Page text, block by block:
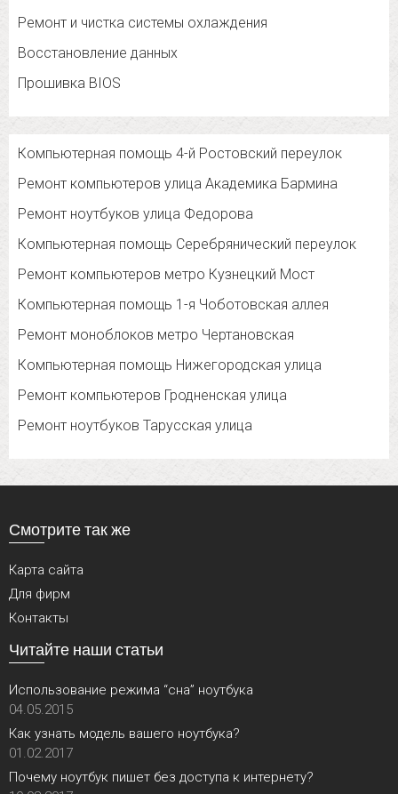
Ремонт и чистка системы охлаждения
Восстановление данных
Прошивка BIOS
Компьютерная помощь 4-й Ростовский переулок
Ремонт компьютеров улица Академика Бармина
Ремонт ноутбуков улица Федорова
Компьютерная помощь Серебрянический переулок
Ремонт компьютеров метро Кузнецкий Мост
Компьютерная помощь 1-я Чоботовская аллея
Ремонт моноблоков метро Чертановская
Компьютерная помощь Нижегородская улица
Ремонт компьютеров Гродненская улица
Ремонт ноутбуков Тарусская улица
Смотрите так же
Карта сайта
Для фирм
Контакты
Читайте наши статьи
Использование режима “сна” ноутбука
04.05.2015
Как узнать модель вашего ноутбука?
01.02.2017
Почему ноутбук пишет без доступа к интернету?